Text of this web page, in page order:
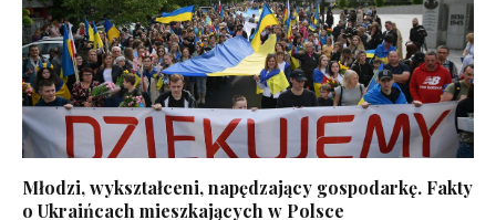
Młodzi, wykształceni, napędzający gospodarkę. Fakty
o Ukraińcach mieszkających w Polsce